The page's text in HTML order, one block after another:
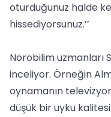
oturduğunuz halde
hissediyorsunuz.’’
Nörobilim uzmanları
inceliyor. Örneğin
oynamanın
düşük bir uyku